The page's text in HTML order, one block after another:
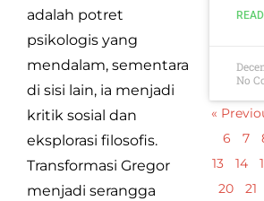
adalah potret
psikologis yang
mendalam, sementara
di sisi lain, ia menjadi
kritik sosial dan
eksplorasi filosofis.
Transformasi Gregor
menjadi serangga
No
«
6
7
13
14
20
21